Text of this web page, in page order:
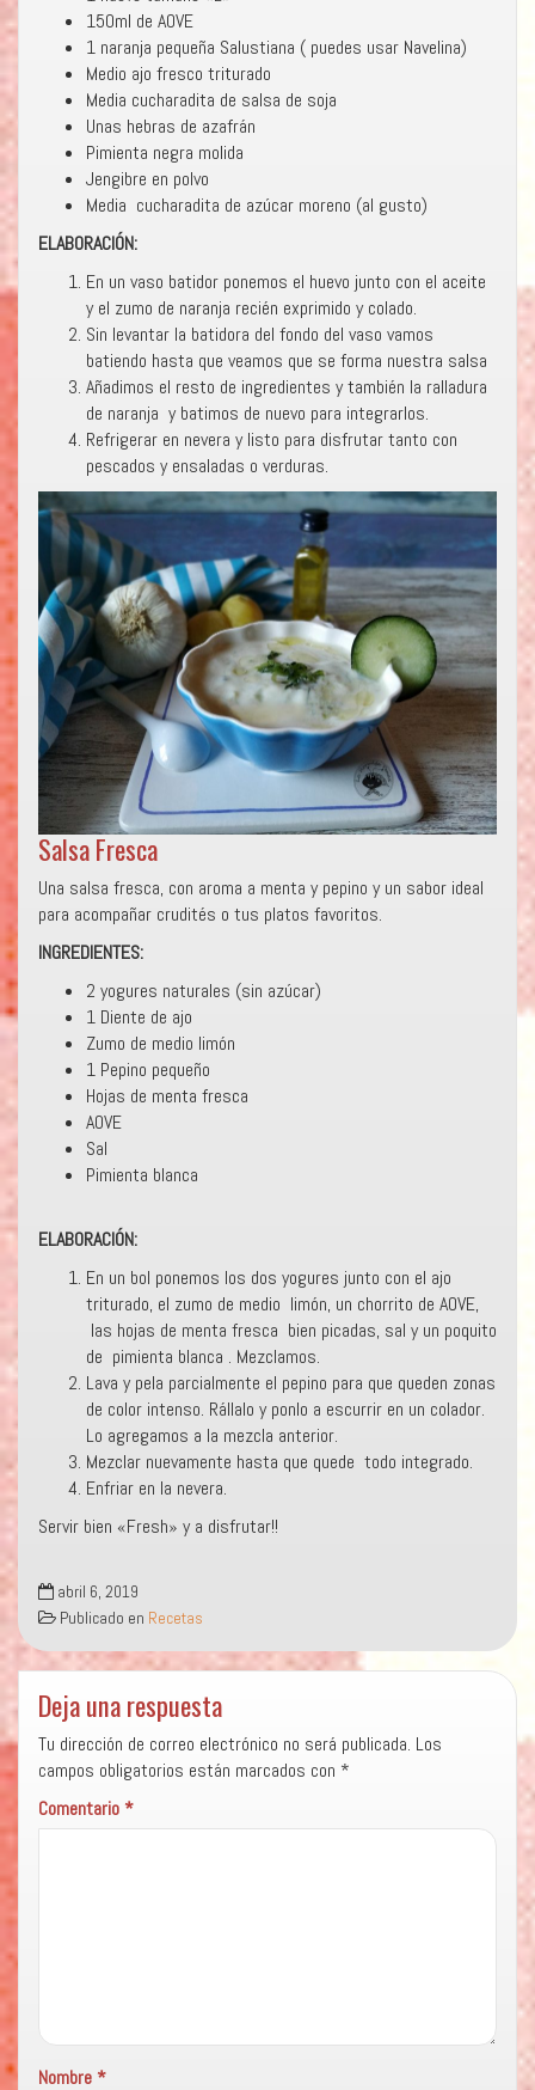
150ml de AOVE
1 naranja pequeña Salustiana ( puedes usar Navelina)
Medio ajo fresco triturado
Media cucharadita de salsa de soja
Unas hebras de azafrán
Pimienta negra molida
Jengibre en polvo
Media cucharadita de azúcar moreno (al gusto)
ELABORACIÓN:
En un vaso batidor ponemos el huevo junto con el aceite
y el zumo de naranja recién exprimido y colado.
Sin levantar la batidora del fondo del vaso vamos
batiendo hasta que veamos que se forma nuestra salsa
Añadimos el resto de ingredientes y también la ralladura
de naranja y batimos de nuevo para integrarlos.
Refrigerar en nevera y listo para disfrutar tanto con
pescados y ensaladas o verduras.
Salsa Fresca
Una salsa fresca, con aroma a menta y pepino y un sabor ideal
para acompañar crudités o tus platos favoritos.
INGREDIENTES:
2 yogures naturales (sin azúcar)
1 Diente de ajo
Zumo de medio limón
1 Pepino pequeño
Hojas de menta fresca
AOVE
Sal
Pimienta blanca
ELABORACIÓN:
En un bol ponemos los dos yogures junto con el ajo
triturado, el zumo de medio limón, un chorrito de AOVE,
las hojas de menta fresca bien picadas, sal y un poquito
de pimienta blanca . Mezclamos.
Lava y pela parcialmente el pepino para que queden zonas
de color intenso. Rállalo y ponlo a escurrir en un colador.
Lo agregamos a la mezcla anterior.
Mezclar nuevamente hasta que quede todo integrado.
Enfriar en la nevera.
Servir bien «Fresh» y a disfrutar!!
abril 6, 2019
Publicado en Recetas
Deja una respuesta
Tu dirección de correo electrónico no será publicada. Los
campos obligatorios están marcados con *
Comentario*
Nombre *